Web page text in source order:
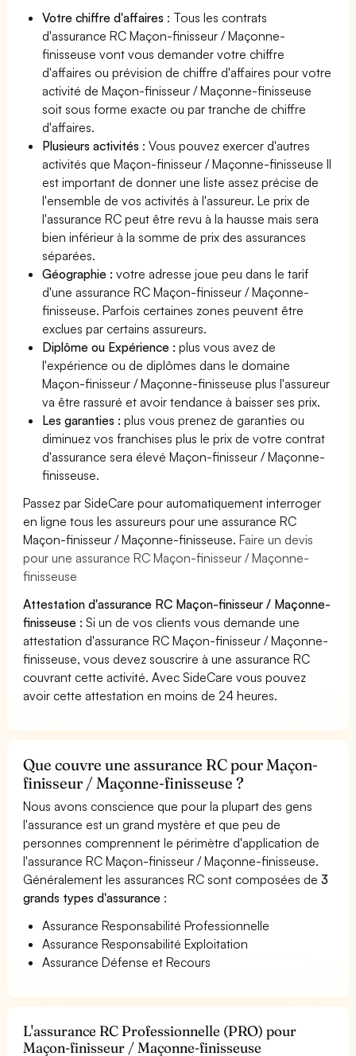
Votre chiffre d'affaires : Tous les contrats
d'assurance RC Maçon-finisseur / Maçonne-
finisseuse vont vous demander votre chiffre
d'affaires ou prévision de chiffre d'affaires pour votre
activité de Maçon-finisseur / Maçonne-finisseuse
soit sous forme exacte ou par tranche de chiffre
d'affaires.
Plusieurs activités : Vous pouvez exercer d'autres
activités que Maçon-finisseur / Maçonne-finisseuse Il
est important de donner une liste assez précise de
l'ensemble de vos activités à l'assureur. Le prix de
l'assurance RC peut être revu à la hausse mais sera
bien inférieur à la somme de prix des assurances
séparées.
Géographie :votre adresse joue peu dans le tarif
d'une assurance RC Maçon-finisseur / Maçonne-
finisseuse. Parfois certaines zones peuvent être
exclues par certains assureurs.
Diplôme ou Expérience :plus vous avez de
l'expérience ou de diplômes dans le domaine
Maçon-finisseur / Maçonne-finisseuse plus l'assureur
va être rassuré et avoir tendance à baisser ses prix.
Les garanties :plus vous prenez de garanties ou
diminuez vos franchises plus le prix de votre contrat
d'assurance sera élevé Maçon-finisseur / Maçonne-
finisseuse.
Passez par SideCare pour automatiquement interroger
en ligne tous les assureurs pour une assurance RC
Maçon-finisseur / Maçonne-finisseuse.Faire un devis
pour une assurance RC Maçon-finisseur / Maçonne-
finisseuse
Attestation d'assurance RC Maçon-finisseur / Maçonne-
finisseuse : Si un de vos clients vous demande une
attestation d'assurance RC Maçon-finisseur / Maçonne-
finisseuse, vous devez souscrire à une assurance RC
couvrant cette activité. Avec SideCare vous pouvez
avoir cette attestation en moins de 24 heures.
Que couvre une assurance RC pour Maçon-
finisseur / Maçonne-finisseuse ?
Nous avons conscience que pour la plupart des gens
l'assurance est un grand mystère et que peu de
personnes comprennent le périmètre d'application de
l'assurance RC Maçon-finisseur / Maçonne-finisseuse.
Généralement les assurances RC sont composées de3
grands types d'assurance :
Assurance Responsabilité Professionnelle
Assurance Responsabilité Exploitation
Assurance Défense et Recours
L'assurance RC Professionnelle (PRO) pour
Maçon-finisseur / Maçonne-finisseuse